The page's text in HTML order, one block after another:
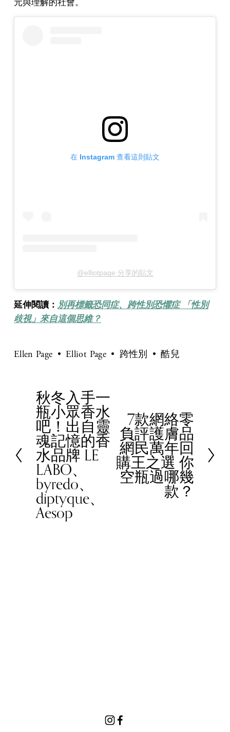
在 Instagram 查看這則貼文
@elliotpage 分享的貼文
延伸閱讀： 別再標籤恐同症、跨性別恐懼症 「性別
歧視」來自這個思維？
Ellen Page Elliot Page 跨性別 酷兒
P
r
v
i
o
u
s
秋冬入手一
瓶小眾香水
吧！出自靈
魂記憶的香
水品牌 LE
LABO、
byredo、
diptyque、
Aesop
t
7款網絡零
負評護膚品
網民萬年回
購王之選 你
空瓶過哪幾
款？